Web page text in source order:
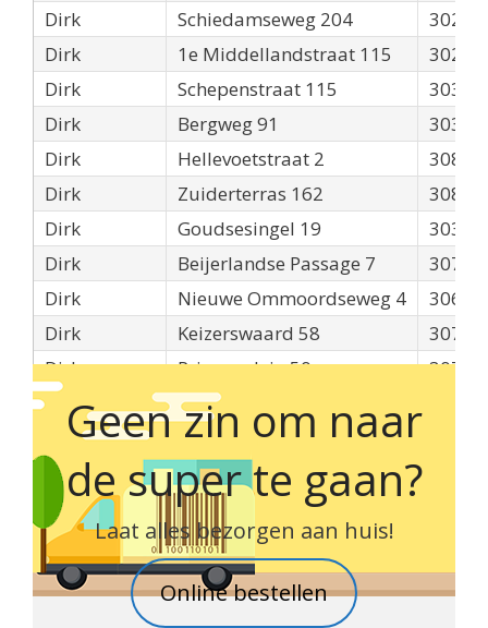
Dirk
Schiedamseweg 204
Dirk
1e Middellandstraat 115
Dirk
Schepenstraat 115
Dirk
Bergweg 91
Dirk
Hellevoetstraat 2
Dirk
Zuiderterras 162
Dirk
Goudsesingel 19
Dirk
Beijerlandse Passage 7
Dirk
Nieuwe Ommoordseweg 4
Dirk
Keizerswaard 58
Dirk
Prinsenplein 50
Geen zin om naar
de super te gaan?
Laat alles bezorgen aan huis!
Online bestellen